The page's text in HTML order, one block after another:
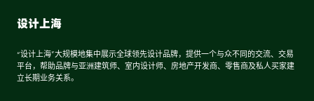
设计上海
“设计上海”大规模地集中展示全球领先设计品牌，提供一个与众不同的交流、交易
平台，帮助品牌与亚洲建筑师、室内设计师、房地产开发商、零售商及私人买家建
立长期业务关系。